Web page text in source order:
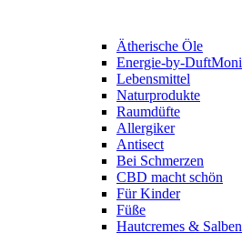
Ätherische Öle
Energie-by-DuftMoni
Lebensmittel
Naturprodukte
Raumdüfte
Allergiker
Antisect
Bei Schmerzen
CBD macht schön
Für Kinder
Füße
Hautcremes & Salben